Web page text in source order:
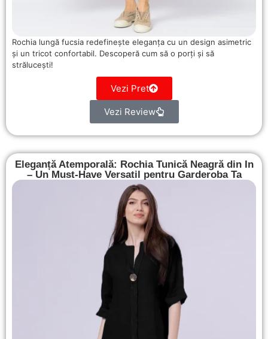
Rochia lungă fucsia redefinește eleganța cu un design asimetric
și un tricot confortabil. Descoperă cum să o porți și să
strălucești!
Vezi Pret
Vezi Review
Eleganță Atemporală: Rochia Tunică Neagră din In
– Un Must-Have Versatil pentru Garderoba Ta